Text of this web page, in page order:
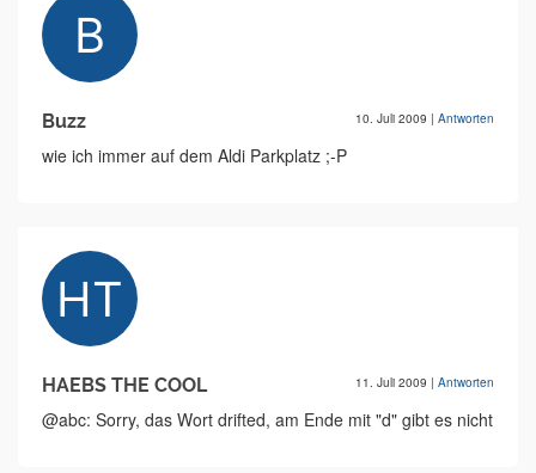
Buzz 10. Juli 2009 | Antworten
wie ich immer auf dem Aldi Parkplatz ;-P
HAEBS THE COOL 11. Juli 2009 | Antworten
@abc: Sorry, das Wort drifted, am Ende mit "d" gibt es nicht